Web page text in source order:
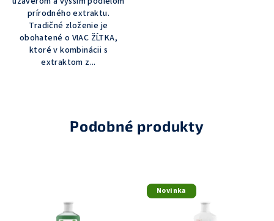
prírodného extraktu.
Tradičné zloženie je
obohatené o VIAC ŽĹTKA,
ktoré v kombinácii s
extraktom z...
Podobné produkty
Novinka